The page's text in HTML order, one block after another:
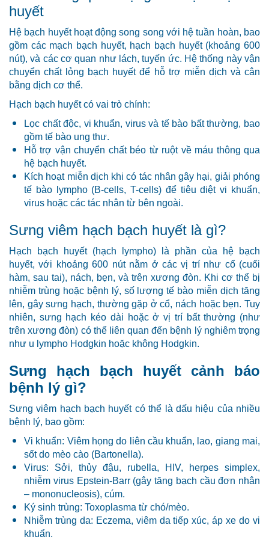
huyết
Hệ bạch huyết hoạt động song song với hệ tuần hoàn, bao
gồm các mạch bạch huyết, hạch bạch huyết (khoảng 600
nút), và các cơ quan như lách, tuyến ức. Hệ thống này vận
chuyển chất lỏng bạch huyết để hỗ trợ miễn dịch và cân
bằng dịch cơ thể.
Hạch bạch huyết có vai trò chính:
Lọc chất độc, vi khuẩn, virus và tế bào bất thường, bao
gồm tế bào ung thư.
Hỗ trợ vận chuyển chất béo từ ruột về máu thông qua
hệ bạch huyết.
Kích hoạt miễn dịch khi có tác nhân gây hại, giải phóng
tế bào lympho (B-cells, T-cells) để tiêu diệt vi khuẩn,
virus hoặc các tác nhân từ bên ngoài.
Sưng viêm hạch bạch huyết là gì?
Hạch bạch huyết (hạch lympho) là phần của hệ bạch
huyết, với khoảng 600 nút nằm ở các vị trí như cổ (cuối
hàm, sau tai), nách, bẹn, và trên xương đòn. Khi cơ thể bị
nhiễm trùng hoặc bệnh lý, số lượng tế bào miễn dịch tăng
lên, gây sưng hạch, thường gặp ở cổ, nách hoặc bẹn. Tuy
nhiên, sưng hạch kéo dài hoặc ở vị trí bất thường (như
trên xương đòn) có thể liên quan đến bệnh lý nghiêm trọng
như u lympho Hodgkin hoặc không Hodgkin.
Sưng hạch bạch huyết cảnh báo
bệnh lý gì?
Sưng viêm hạch bạch huyết có thể là dấu hiệu của nhiều
bệnh lý, bao gồm:
Vi khuẩn: Viêm họng do liên cầu khuẩn, lao, giang mai,
sốt do mèo cào (Bartonella).
Virus: Sởi, thủy đậu, rubella, HIV, herpes simplex,
nhiễm virus Epstein-Barr (gây tăng bạch cầu đơn nhân
– mononucleosis), cúm.
Ký sinh trùng: Toxoplasma từ chó/mèo.
Nhiễm trùng da: Eczema, viêm da tiếp xúc, áp xe do vi
khuẩn.